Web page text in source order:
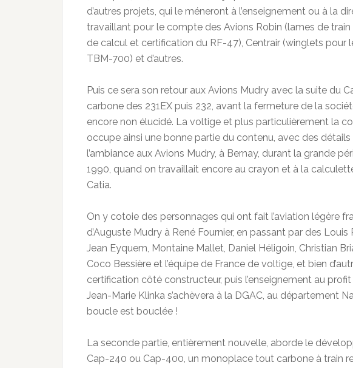
d’autres projets, qui le méneront à l’enseignement ou à la
travaillant pour le compte des Avions Robin (lames de train
de calcul et certification du RF-47), Centrair (winglets pour
TBM-700) et d’autres.
Puis ce sera son retour aux Avions Mudry avec la suite du
carbone des 231EX puis 232, avant la fermeture de la
encore non élucidé. La voltige et plus particulièrement la
occupe ainsi une bonne partie du contenu, avec des
l’ambiance aux Avions Mudry, à Bernay, durant la grande
1990, quand on travaillait encore au crayon et à la
Catia.
On y cotoie des personnages qui ont fait l’aviation légère
d’Auguste Mudry à René Fournier, en passant par des Louis
Jean Eyquem, Montaine Mallet, Daniel Héligoin, Christian
Coco Bessière et l’équipe de France de voltige, et bien
certification côté constructeur, puis l’enseignement au profit
Jean-Marie Klinka s’achèvera à la DGAC, au département
boucle est bouclée !
La seconde partie, entièrement nouvelle, aborde le
Cap-240 ou Cap-400, un monoplace tout carbone à train